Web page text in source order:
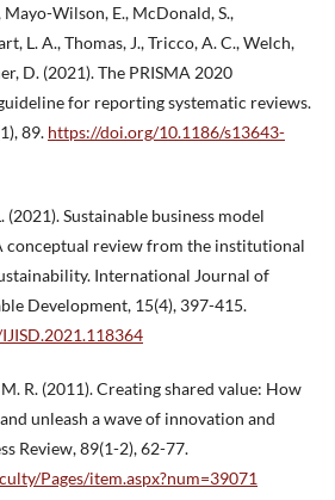
Mayo-Wilson, E., McDonald, S.,
L. A., Thomas, J., Tricco, A. C., Welch,
D. (2021). The PRISMA 2020
for reporting systematic reviews.
89. https://doi.org/10.1186/s13643-
(2021). Sustainable business model
conceptual review from the institutional
International Journal of
Development, 15(4), 397-415.
R. (2011). Creating shared value: How
unleash a wave of innovation and
Review, 89(1-2), 62-77.
Pages/item.aspx?num=39071